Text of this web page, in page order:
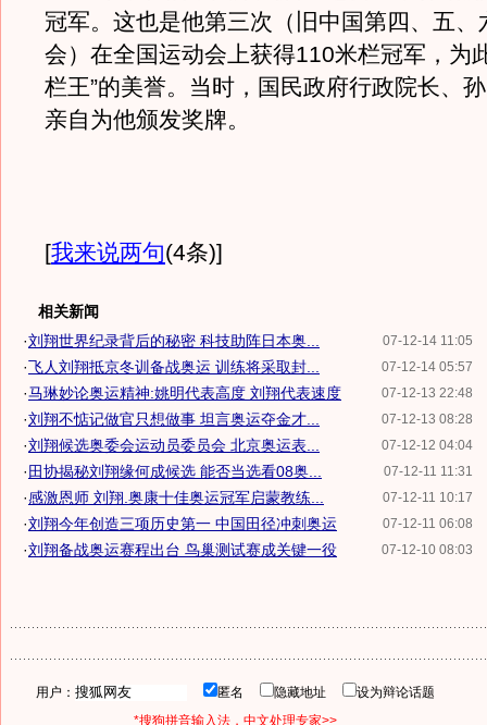
冠军。这也是他第三次（旧中国第四、五、
会）在全国运动会上获得110米栏冠军，为
栏王”的美誉。当时，国民政府行政院长、
亲自为他颁发奖牌。
[我来说两句(4条)]
相关新闻
07-12-14 11:05
·刘翔世界纪录背后的秘密 科技助阵日本奥...
07-12-14 05:57
·飞人刘翔抵京冬训备战奥运 训练将采取封...
07-12-13 22:48
·马琳妙论奥运精神:姚明代表高度 刘翔代表速度
07-12-13 08:28
·刘翔不惦记做官只想做事 坦言奥运夺金才...
07-12-12 04:04
·刘翔候选奥委会运动员委员会 北京奥运表...
07-12-11 11:31
· 田协揭秘刘翔缘何成候选 能否当选看08奥...
07-12-11 10:17
·感激恩师 刘翔.奥康十佳奥运冠军启蒙教练...
07-12-11 06:08
·刘翔今年创造三项历史第一 中国田径冲刺奥运
07-12-10 08:03
·刘翔备战奥运赛程出台 鸟巢测试赛成关键一役
用户： 匿名 隐藏地址
设为辩论话题
*搜狗拼音输入法，中文处理专家>>